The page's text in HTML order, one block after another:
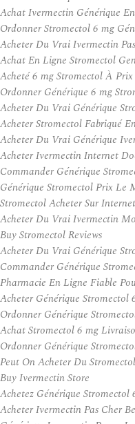
Achat Ivermectin Générique
Ordonner Stromectol 6 mg
Acheter Du Vrai Ivermectin
Achat En Ligne Stromectol
Acheté 6 mg Stromectol À
Ordonner Générique 6 mg
Acheter Du Vrai Générique
Acheter Stromectol Fabriqué
Acheter Du Vrai Générique
Acheter Ivermectin Internet
Commander Générique
Générique Stromectol Prix Le
Stromectol Acheter Sur Internet
Acheter Du Vrai Ivermectin
Buy Stromectol Reviews
Acheter Du Vrai Générique
Commander Générique
Pharmacie En Ligne Fiable
Acheter Générique Stromectol
Ordonner Générique
Achat Stromectol 6 mg
Ordonner Générique
Peut On Acheter Du
Buy Ivermectin Store
Achetez Générique Stromectol
Acheter Ivermectin Pas Cher